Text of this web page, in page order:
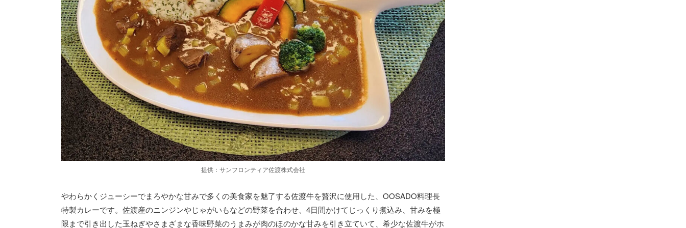
提供：サンフロンティア佐渡株式会社
やわらかくジューシーでまろやかな甘みで多くの美食家を魅了する佐渡牛を贅沢に使用した、OOSADO料理長
特製カレーです。佐渡産のニンジンやじゃがいもなどの野菜を合わせ、4日間かけてじっくり煮込み、甘みを極
限まで引き出した玉ねぎやさまざまな香味野菜のうまみが肉のほのかな甘みを引き立ていて、希少な佐渡牛がホ